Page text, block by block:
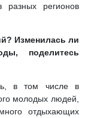
разных регионов
Изменилась ли
поделитесь
в том числе в
молодых людей,
отдыхающих